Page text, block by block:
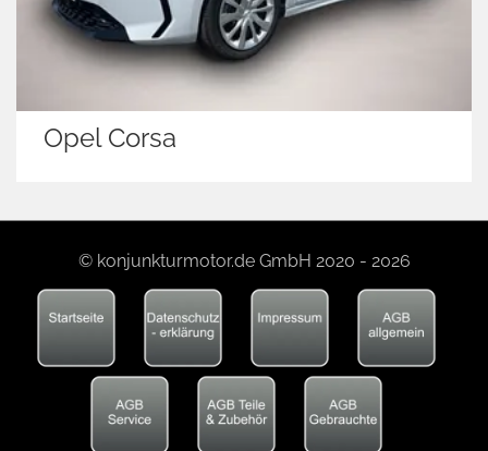
© konjunkturmotor.de GmbH 2020 - 2026